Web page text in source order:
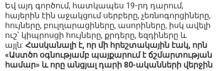
Եվ այդ գործում, հատկապես 19-րդ դարում,
հայերին էին աջակցում սերբերը, չեռնոգորցիները,
հույները, բուլղարացիները, ասորիները, իսկ ավելի
ուշ՝ կիպրոսցի հույները, քրդերը, եզդիները և
այլն: Հասկանալի է, որ մի հրեշտակային էակ, որն
«Աստծո օգնությամբ պայքարում է ճշմարտության
համար» և որը անցյալ դարի 80-ականների վերջին